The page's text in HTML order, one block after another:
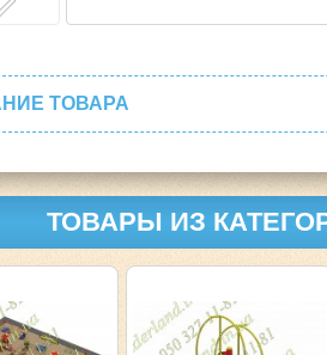
ТОВАРА
ТОВАРЫ ИЗ